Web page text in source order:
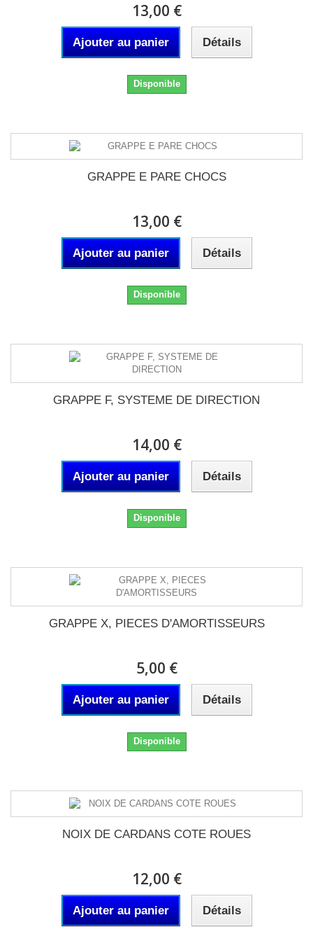
13,00 €
Ajouter au panier Détails
Disponible
GRAPPE E PARE CHOCS
13,00 €
Ajouter au panier Détails
Disponible
GRAPPE F, SYSTEME DE DIRECTION
14,00 €
Ajouter au panier Détails
Disponible
GRAPPE X, PIECES D'AMORTISSEURS
5,00 €
Ajouter au panier Détails
Disponible
NOIX DE CARDANS COTE ROUES
12,00 €
Ajouter au panier Détails